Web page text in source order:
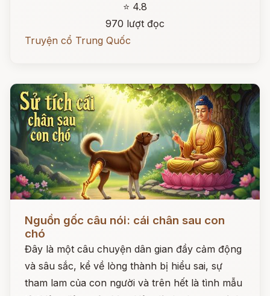
⭐ 4.8
970 lượt đọc
Truyện cổ Trung Quốc
Đọc ngay
Nguồn gốc câu nói: cái chân sau con
chó
Đây là một câu chuyện dân gian đầy cảm động
và sâu sắc, kể về lòng thành bị hiểu sai, sự
tham lam của con người và trên hết là tình mẫu